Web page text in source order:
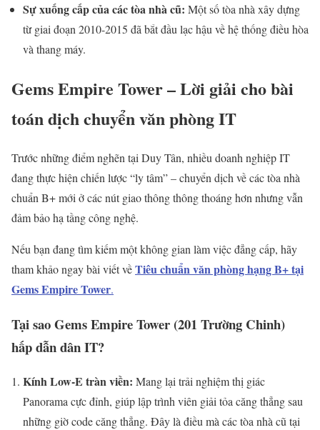
Sự xuống cấp của các tòa nhà cũ: Một số tòa nhà xây dựng
từ giai đoạn 2010-2015 đã bắt đầu lạc hậu về hệ thống điều hòa
và thang máy.
Gems Empire Tower – Lời giải cho bài
toán dịch chuyển văn phòng IT
Trước những điểm nghẽn tại Duy Tân, nhiều doanh nghiệp IT
đang thực hiện chiến lược “ly tâm” – chuyển dịch về các tòa nhà
chuẩn B+ mới ở các nút giao thông thông thoáng hơn nhưng vẫn
đảm bảo hạ tầng công nghệ.
Nếu bạn đang tìm kiếm một không gian làm việc đẳng cấp, hãy
tham khảo ngay bài viết vềTiêu chuẩn văn phòng hạng B+ tại
Gems Empire Tower.
Tại sao Gems Empire Tower (201 Trường Chinh)
hấp dẫn dân IT?
Kính Low-E tràn viền: Mang lại trải nghiệm thị giác
Panorama cực đỉnh, giúp lập trình viên giải tỏa căng thẳng sau
những giờ code căng thẳng. Đây là điều mà các tòa nhà cũ tại